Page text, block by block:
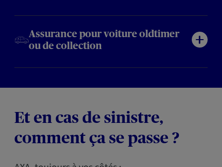
Assurance pour voiture oldtimer
ou de collection
Et en cas de sinistre,
comment ça se passe ?